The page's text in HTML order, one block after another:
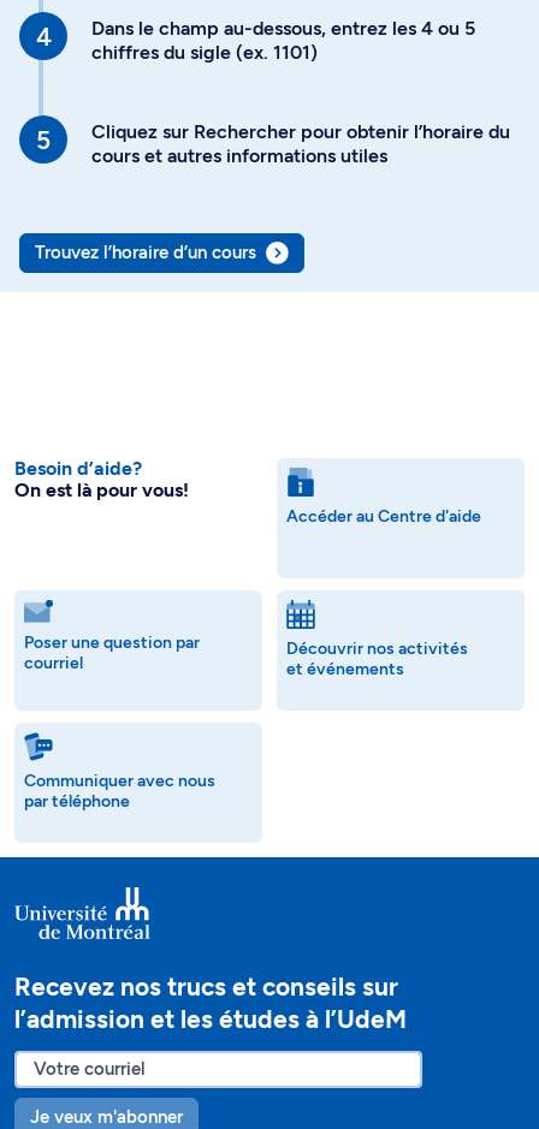
Dans le champ au-dessous, entrez les 4 ou 5
chiffres du sigle (ex. 1101)
Cliquez sur Rechercher pour obtenir l’horaire du
cours et autres informations utiles
Trouvez l’horaire d’un cours
Besoin d’aide?
On est là pour vous!
Accéder au Centre d'aide
Poser une question par
courriel
Découvrir nos activités
et événements
Communiquer avec nous
par téléphone
Recevez nos trucs et conseils sur
l’admission et les études à l’UdeM
Je veux m'abonner